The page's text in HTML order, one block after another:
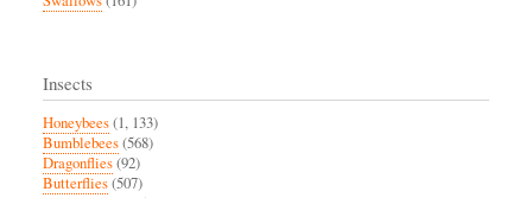
Insects
Honeybees(1, 133)
Bumblebees(568)
Dragonflies(92)
Butterflies(507)